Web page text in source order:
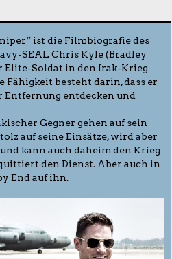
ist die Filmbiografie des
SEAL Chris Kyle (Bradley
Elite-Soldat in den Irak-Krieg
Fähigkeit besteht darin, dass er
Entfernung entdecken und
Gegner gehen auf sein
auf seine Einsätze, wird aber
kann auch daheim den Krieg
den Dienst. Aber auch in
End auf ihn.